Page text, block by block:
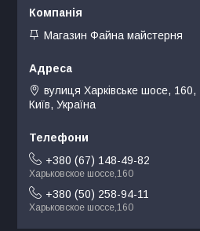
Магазин Файна майстерня
вулиця Харківське шосе, 160,
Київ, Україна
+380 (67) 148-49-82
Харьковское шоссе,160
+380 (50) 258-94-11
Харьковское шоссе,160